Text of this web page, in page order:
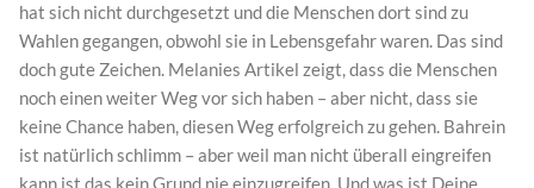
hat sich nicht durchgesetzt und die Menschen dort sind zu
Wahlen gegangen, obwohl sie in Lebensgefahr waren. Das sind
doch gute Zeichen. Melanies Artikel zeigt, dass die Menschen
noch einen weiter Weg vor sich haben – aber nicht, dass sie
keine Chance haben, diesen Weg erfolgreich zu gehen. Bahrein
ist natürlich schlimm – aber weil man nicht überall eingreifen
kann ist das kein Grund nie einzugreifen. Und was ist Deine